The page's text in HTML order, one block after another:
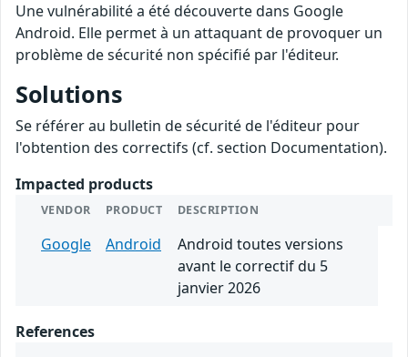
Une vulnérabilité a été découverte dans Google
Android. Elle permet à un attaquant de provoquer un
problème de sécurité non spécifié par l'éditeur.
Solutions
Se référer au bulletin de sécurité de l'éditeur pour
l'obtention des correctifs (cf. section Documentation).
Impacted products
VENDOR PRODUCT DESCRIPTION
Google Android
Android toutes versions
avant le correctif du 5
janvier 2026
References